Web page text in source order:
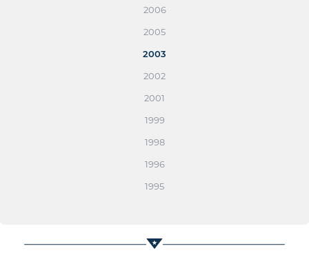
2006
2005
2003
2002
2001
1999
1998
1996
1995